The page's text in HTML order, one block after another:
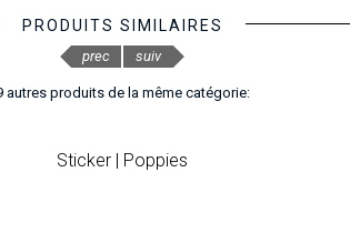
PRODUITS SIMILAIRES
autres produits de la même catégorie:
Sticker | Poppies
prec suiv